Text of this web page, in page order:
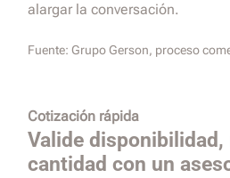
alargar la conversación.
Fuente: Grupo Gerson, proceso
Cotización rápida
Valide disponibilidad,
cantidad con un